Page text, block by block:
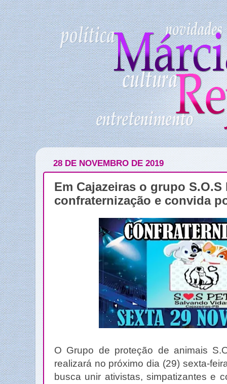
28 DE NOVEMBRO DE 2019
Em Cajazeiras o grupo S.O.S
confraternização e convida
O Grupo de proteção de animais
realizará no próximo dia (29) sexta-
busca unir ativistas, simpatizantes e